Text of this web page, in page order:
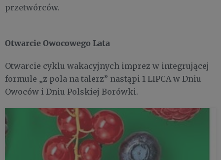
przetwórców.
Otwarcie Owocowego Lata
Otwarcie cyklu wakacyjnych imprez w integrującej
formule „z pola na talerz” nastąpi 1 LIPCA w Dniu
Owoców i Dniu Polskiej Borówki.